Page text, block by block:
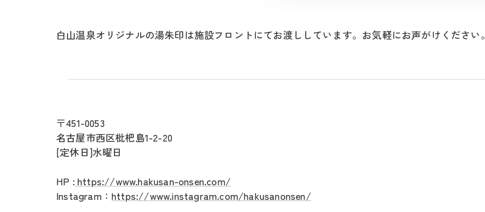
白山温泉オリジナルの湯朱印は施設フロントにてお渡ししています。お気軽にお声がけください。
〒451-0053
名古屋市西区枇杷島1-2-20
[定休日]水曜日
HP : https://www.hakusan-onsen.com/
Instagram： https://www.instagram.com/hakusanonsen/